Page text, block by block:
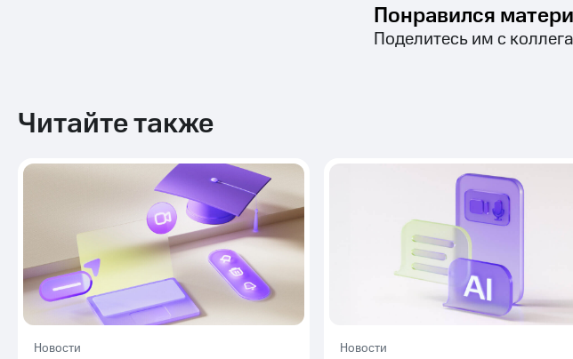
Понравился
Поделитесь им с
Читайте также
Новости Новости